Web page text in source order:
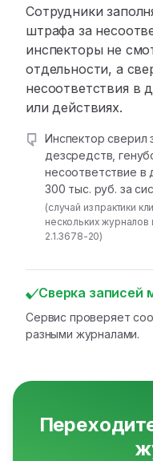
Сотрудники
штрафа за
инспекторы не
отдельности, а
несоответствия в
или действиях.
Инспектор сверил
дезсредств,
несоответствие в
300 тыс. руб. за
(случай из практики
нескольких
2.1.3678-20)
Сверка
Сервис проверяет
разными журналами.